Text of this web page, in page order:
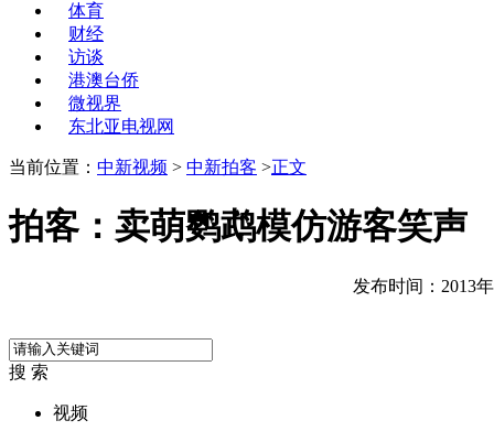
体育
财经
访谈
港澳台侨
微视界
东北亚电视网
当前位置： 中新视频 > 中新拍客 >正文
拍客：卖萌鹦鹉模仿游客笑声
发布时间：2013
搜 索
视频